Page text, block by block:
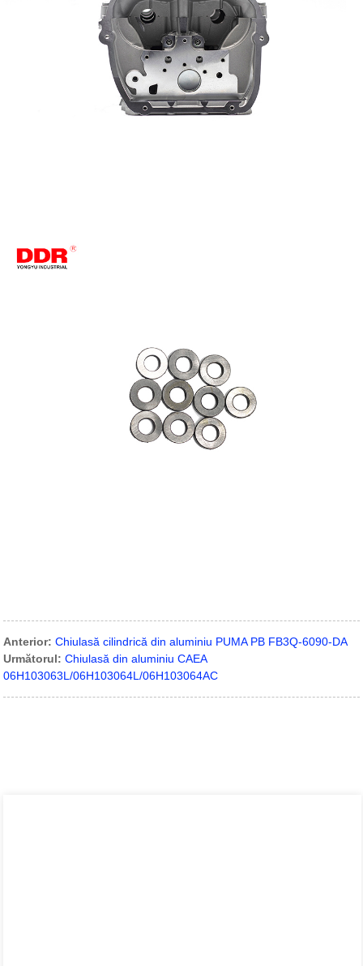
Anterior: Chiulasă cilindrică din aluminiu PUMA PB FB3Q-6090-DA
Următorul: Chiulasă din aluminiu CAEA
06H103063L/06H103064L/06H103064AC